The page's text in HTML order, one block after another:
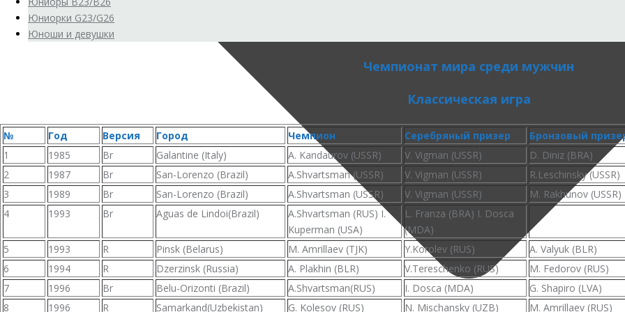
Юниорки G23/G26
Юноши и девушки
Чемпионат мира среди мужчин
Классическая игра
№ Год Версия Город Чемпион Серебряный призер
Бронзовый
1
1985 Br Galantine (Italy) A. Kandaurov (USSR) V. Vigman (USSR)
D. Diniz (BRA)
2
1987 Br San-Lorenzo (Brazil) A.Shvartsman (USSR) V. Vigman (USSR)
R.Leschinsky (USSR)
3
1989 Br San-Lorenzo (Brazil) A.Shvartsman (USSR) V. Vigman (USSR)
M. Rakhunov (USSR)
4
1993 Br Aguas de Lindoi(Brazil)
A.Shvartsman (RUS) I.
Kuperman (USA)
L. Franza (BRA) I. Dosca
(MDA)
5
1993 R Pinsk (Belarus) M. Amrillaev (TJK) Y.Korolev (RUS)
A. Valyuk (BLR)
6
1994 R Dzerzinsk (Russia) A. Plakhin (BLR) V.Tereschenko (RUS)
M. Fedorov (RUS)
7
1996 Br Belu-Orizonti (Brazil) A.Shvartsman(RUS) I. Dosca (MDA)
G. Shapiro (LVA)
8
1996 R Samarkand(Uzbekistan) G. Kolesov (RUS) N. Mischansky (UZB) M. Amrillaev (RUS)